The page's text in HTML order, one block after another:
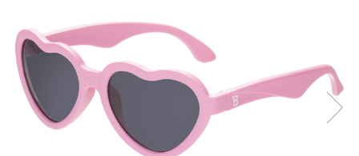
CHARLIE BANANA
BAMBINO MIO
LOVE TO DREAM
Pijamale
Sac de dormit cu piciorușe
Sac de dormit pentru tranziție